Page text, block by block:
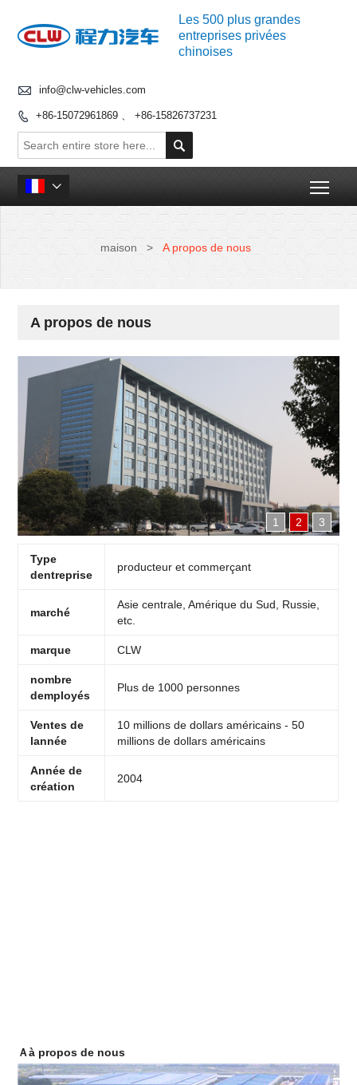
Les 500 plus grandes
entreprises privées
chinoises
 info@clw-vehicles.com
 +86-15072961869 、 +86-15826737231


maison > A propos de nous
A propos de nous
1 2 3
Type
dentreprise
producteur et commerçant
marché
Asie centrale, Amérique du Sud, Russie,
etc.
marque CLW
nombre
demployés
Plus de 1000 personnes
Ventes de
lannée
10 millions de dollars américains - 50
millions de dollars américains
Année de
création
2004
Ａà propos de nous